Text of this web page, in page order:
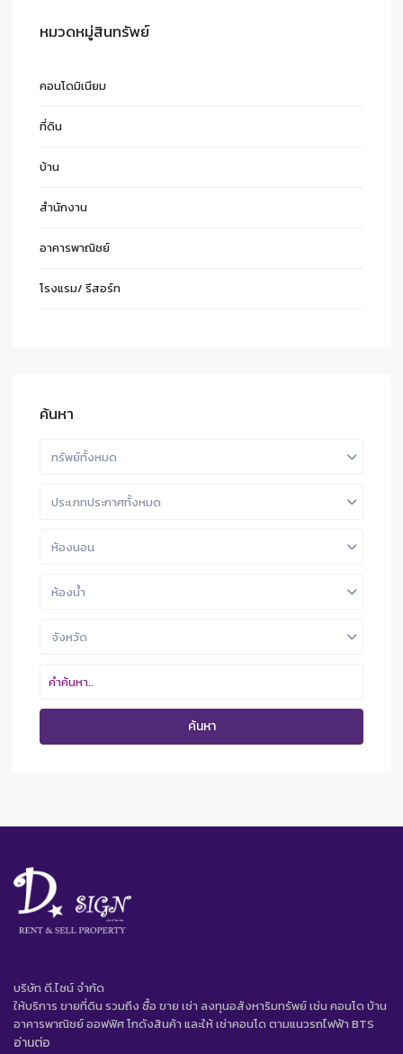
หมวดหมู่สินทรัพย์
คอนโดมิเนียม
ที่ดิน
บ้าน
สำนักงาน
อาคารพาณิชย์
โรงแรม/ รีสอร์ท
ค้นหา
ทรัพย์ทั้งหมด
ประเภทประกาศทั้งหมด
ห้องนอน
ห้องน้ำ
จังหวัด
ค้นหา
บริษัท ดี.ไซน์ จํากัด
ให้บริการ ขายที่ดิน รวมถึง ซื้อ ขาย เช่า ลงทุนอสังหาริมทรัพย์ เช่น คอนโด บ้าน
อาคารพาณิชย์ ออฟฟิศ โกดังสินค้า และให้ เช่าคอนโด ตามแนวรถไฟฟ้า BTS
อ่านต่อ